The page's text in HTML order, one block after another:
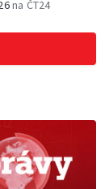
— Tropické
zvířata
na ČT24